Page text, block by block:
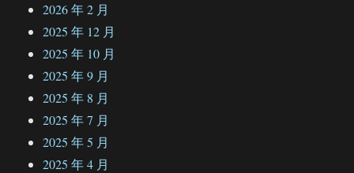
2026 年 2 月
2025 年 12 月
2025 年 10 月
2025 年 9 月
2025 年 8 月
2025 年 7 月
2025 年 5 月
2025 年 4 月